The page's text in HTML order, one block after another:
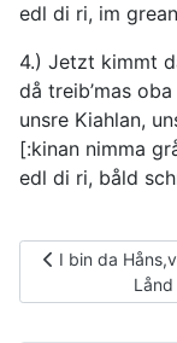
edl di ri, im
4.) Jetzt kimmt
då treib’mas
unsre Kiahlan,
[:kinan nimma
edl di ri, båld
Vorheriger
I bin da
Lånd